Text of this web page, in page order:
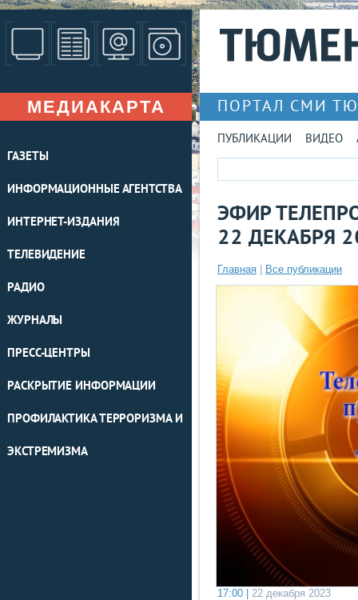
МЕДИАКАРТА
ГАЗЕТЫ
ИНФОРМАЦИОННЫЕ АГЕНТСТВА
ИНТЕРНЕТ-ИЗДАНИЯ
ТЕЛЕВИДЕНИЕ
РАДИО
ЖУРНАЛЫ
ПРЕСС-ЦЕНТРЫ
РАСКРЫТИЕ ИНФОРМАЦИИ
ПРОФИЛАКТИКА ТЕРРОРИЗМА И
ЭКСТРЕМИЗМА
ПОРТАЛ СМИ
ПУБЛИКАЦИИ ВИДЕО
ЭФИР
22 ДЕКАБРЯ
Главная Все публикации
17:00 |
22 декабря 2023